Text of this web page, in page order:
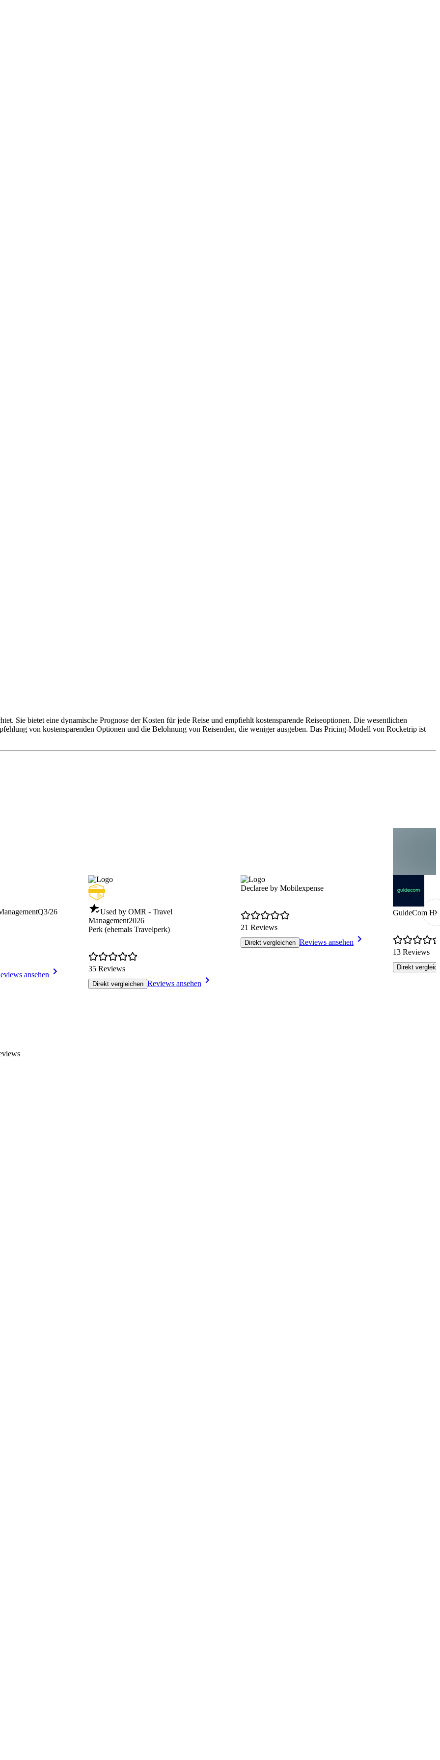
Sie bietet eine dynamische Prognose der Kosten für jede Reise und empfiehlt kostensparende Reiseoptionen. Die wesentlichen
von kostensparenden Optionen und die Belohnung von Reisenden, die weniger ausgeben. Das Pricing-Modell von Rocketrip ist
Q3/26
ansehen
Used by OMR - Travel
Management2026
Perk (ehemals Travelperk)
35 Reviews
Direkt vergleichen Reviews ansehen
Declaree by Mobilexpense
21 Reviews
Direkt vergleichen Reviews ansehen
GuideCom
13 Reviews
Direkt